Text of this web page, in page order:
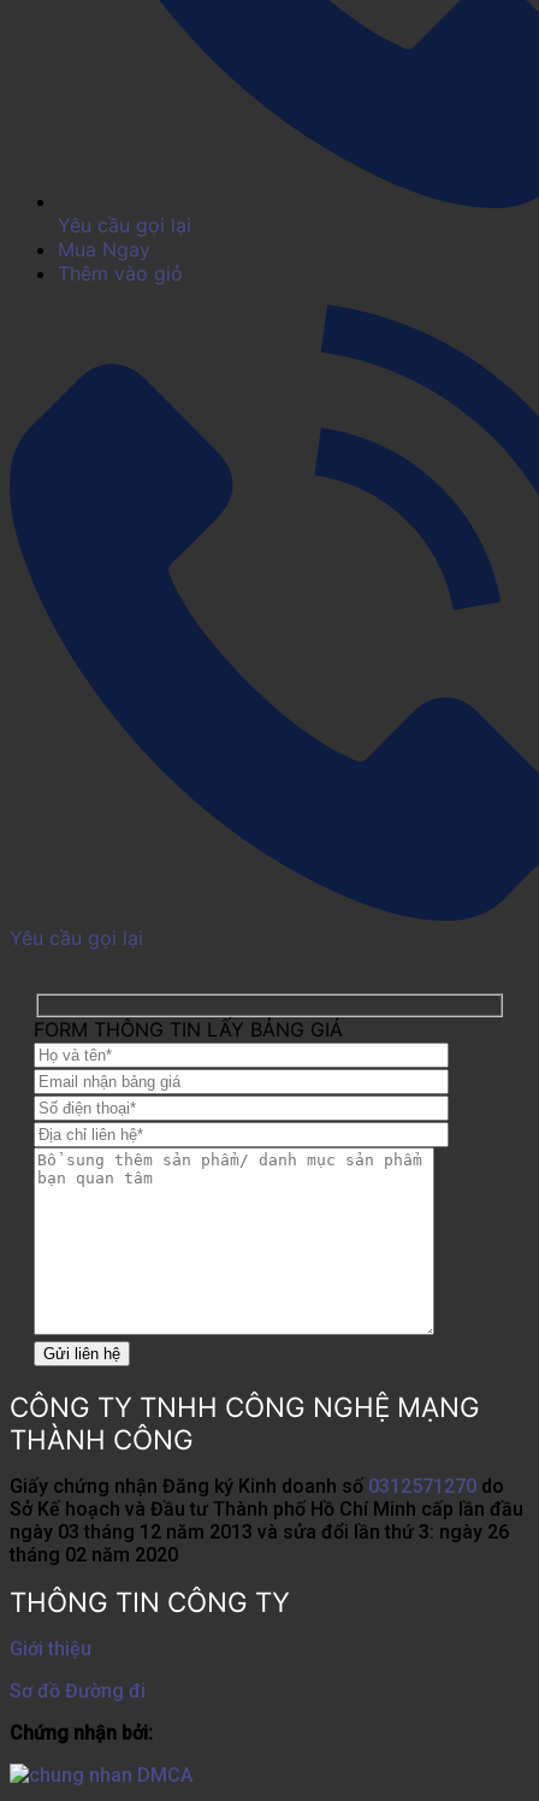
Yêu cầu gọi lại
Mua Ngay
Thêm vào giỏ
Yêu cầu gọi lại
FORM THÔNG TIN LẤY BẢNG GIÁ
CÔNG TY TNHH CÔNG NGHỆ MẠNG
THÀNH CÔNG
Giấy chứng nhận Đăng ký Kinh doanh số 0312571270 do
Sở Kế hoạch và Đầu tư Thành phố Hồ Chí Minh cấp lần đầu
ngày 03 tháng 12 năm 2013 và sửa đổi lần thứ 3: ngày 26
tháng 02 năm 2020
THÔNG TIN CÔNG TY
Giới thiệu
Sơ đồ Đường đi
Chứng nhận bởi: